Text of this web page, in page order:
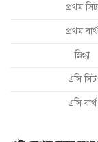
প্রথম সিট
প্রথম বার্থ
স্নিগ্ধা
এসি সিট
এসি বার্থ